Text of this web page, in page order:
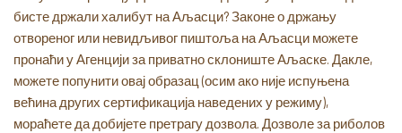
бисте држали халибут на Аљасци? Законе о држању
отвореног или невидљивог пиштоља на Аљасци можете
пронаћи у Агенцији за приватно склониште Аљаске. Дакле,
можете попунити овај образац (осим ако није испуњена
већина других сертификација наведених у режиму),
мораћете да добијете претрагу дозвола. Дозволе за риболов